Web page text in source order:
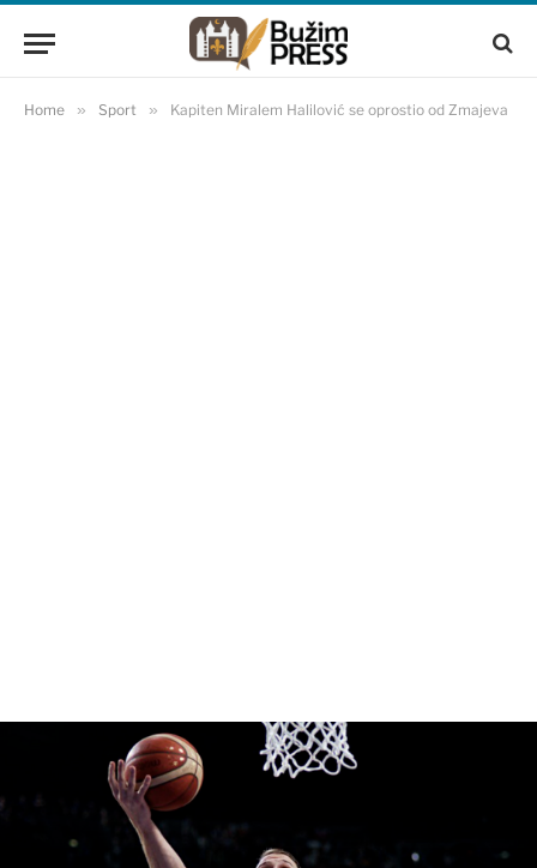
Home » Sport » Kapiten Miralem Halilović se oprostio od Zmajeva